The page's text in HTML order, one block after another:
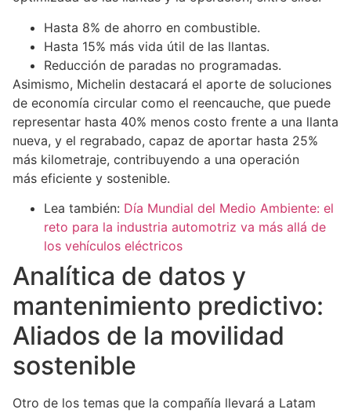
Hasta 8% de ahorro en combustible.
Hasta 15% más vida útil de las llantas.
Reducción de paradas no programadas.
Asimismo, Michelin destacará el aporte de soluciones
de economía circular como el reencauche, que puede
representar hasta 40% menos costo frente a una llanta
nueva, y el regrabado, capaz de aportar hasta 25%
más kilometraje, contribuyendo a una operación
más eficiente y sostenible.
Lea también: Día Mundial del Medio Ambiente: el
reto para la industria automotriz va más allá de
los vehículos eléctricos
Analítica de datos y
mantenimiento predictivo:
Aliados de la movilidad
sostenible
Otro de los temas que la compañía llevará a Latam